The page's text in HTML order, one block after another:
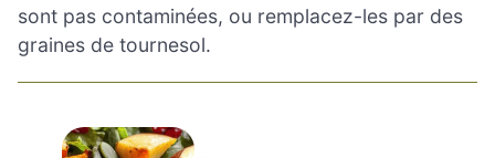
sont pas contaminées, ou remplacez-les par des
graines de tournesol.